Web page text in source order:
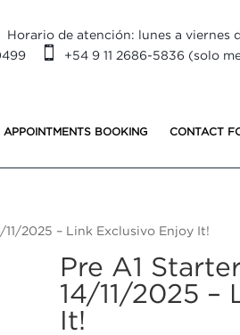
Horario de atención: lunes a viernes
 +54 9 11 2686-5836 (solo
APPOINTMENTS BOOKING CONTACT
2025 – Link Exclusivo Enjoy It!
Pre A1
14/11/2025 –
It!